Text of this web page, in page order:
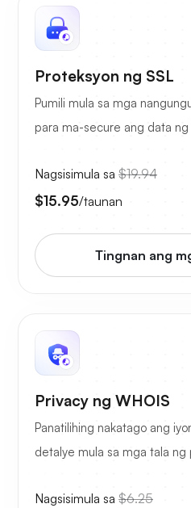
Proteksyon ng SSL
Pumili mula sa mga
para ma-secure ang data ng
Nagsisimula sa $19.94
$15.95/taunan
Tingnan ang
Privacy ng WHOIS
Panatilihing nakatago ang
detalye mula sa mga tala
Nagsisimula sa $6.25